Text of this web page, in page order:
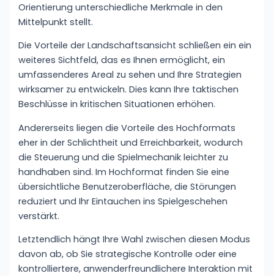
Orientierung unterschiedliche Merkmale in den
Mittelpunkt stellt.
Die Vorteile der Landschaftsansicht schließen ein ein
weiteres Sichtfeld, das es Ihnen ermöglicht, ein
umfassenderes Areal zu sehen und Ihre Strategien
wirksamer zu entwickeln. Dies kann Ihre taktischen
Beschlüsse in kritischen Situationen erhöhen.
Andererseits liegen die Vorteile des Hochformats
eher in der Schlichtheit und Erreichbarkeit, wodurch
die Steuerung und die Spielmechanik leichter zu
handhaben sind. Im Hochformat finden Sie eine
übersichtliche Benutzeroberfläche, die Störungen
reduziert und Ihr Eintauchen ins Spielgeschehen
verstärkt.
Letztendlich hängt Ihre Wahl zwischen diesen Modus
davon ab, ob Sie strategische Kontrolle oder eine
kontrolliertere, anwenderfreundlichere Interaktion mit